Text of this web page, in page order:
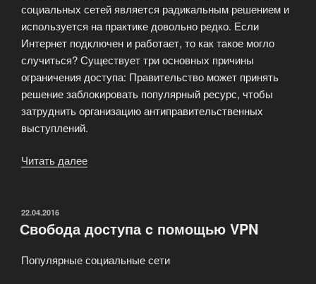
социальных сетей является радикальным решением и
используется на практике довольно редко. Если
Интернет подключен и работает, то как такое могло
случиться? Существует три основных причины
ограничения доступа: Правительство может принять
решение заблокировать популярный ресурс, чтобы
затруднить организацию антиправительственных
выступлений.
Читать далее
делать?»
ОПУБЛИКОВАНО
22.04.2016
Свобода доступа c помощью VPN
Популярные социальные сети